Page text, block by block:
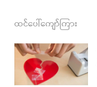
ထင်ပေါ်ကျော်ကြား